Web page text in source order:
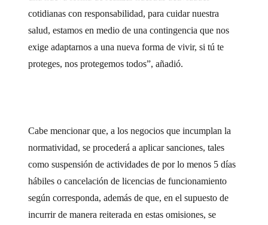
cotidianas con responsabilidad, para cuidar nuestra
salud, estamos en medio de una contingencia que nos
exige adaptarnos a una nueva forma de vivir, si tú te
proteges, nos protegemos todos”, añadió.
Cabe mencionar que, a los negocios que incumplan la
normatividad, se procederá a aplicar sanciones, tales
como suspensión de actividades de por lo menos 5 días
hábiles o cancelación de licencias de funcionamiento
según corresponda, además de que, en el supuesto de
incurrir de manera reiterada en estas omisiones, se